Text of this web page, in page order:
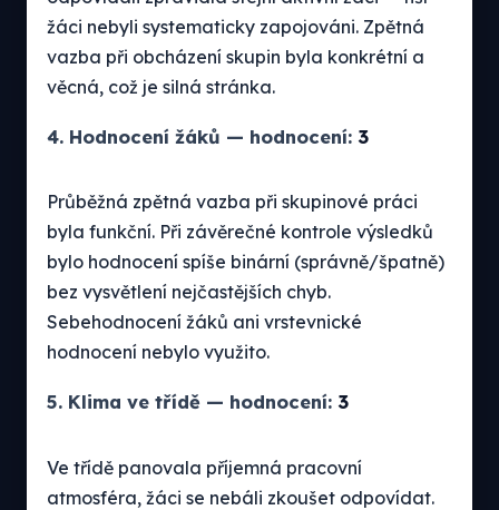
žáci nebyli systematicky zapojováni. Zpětná
vazba při obcházení skupin byla konkrétní a
věcná, což je silná stránka.
4. Hodnocení žáků — hodnocení: 3
Průběžná zpětná vazba při skupinové práci
byla funkční. Při závěrečné kontrole výsledků
bylo hodnocení spíše binární (správně/špatně)
bez vysvětlení nejčastějších chyb.
Sebehodnocení žáků ani vrstevnické
hodnocení nebylo využito.
5. Klima ve třídě — hodnocení: 3
Ve třídě panovala příjemná pracovní
atmosféra, žáci se nebáli zkoušet odpovídat.